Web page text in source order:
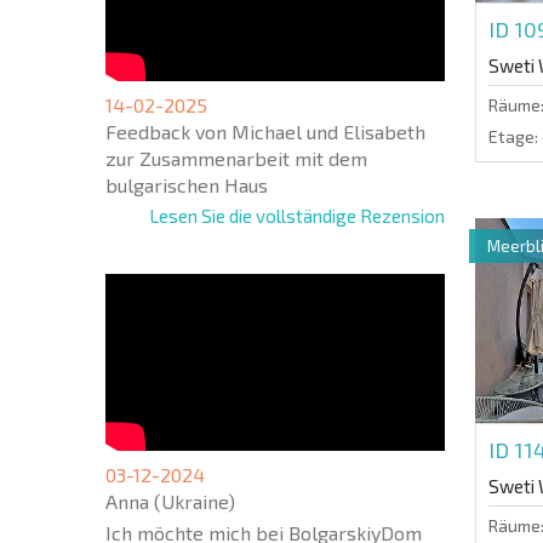
14-02-2025
Feedback von Michael und Elisabeth
zur Zusammenarbeit mit dem
bulgarischen Haus
Lesen Sie die vollständige Rezension
03-12-2024
Anna (Ukraine)
Ich möchte mich bei BolgarskiyDom
ID
Sweti
Räume:
Etage:
ID
Sweti
Räume: